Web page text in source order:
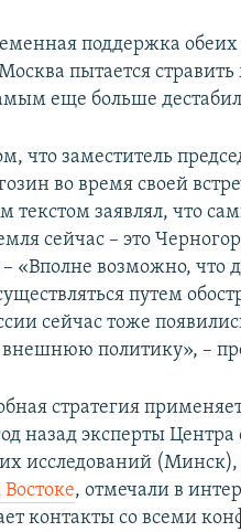
поддержка обеих
пытается
еще больше
что заместитель
во время своей
заявлял, что
сейчас – это
«Вполне возможно, что
путем
сейчас тоже
политику», –
стратегия
назад эксперты Центра
исследований (Минск),
, отмечали в
контакты со всеми